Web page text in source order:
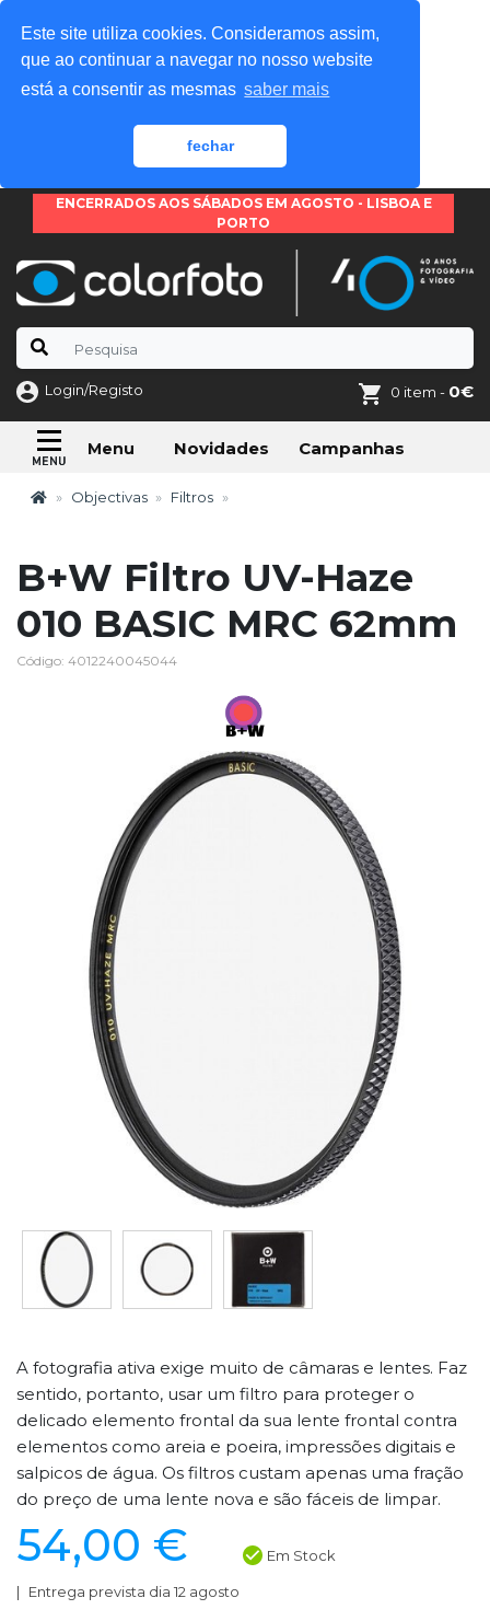
Este site utiliza cookies. Consideramos assim,
que ao continuar a navegar no nosso website
está a consentir as mesmas saber mais
fechar
ENCERRADOS AOS SÁBADOS EM AGOSTO - LISBOA E
PORTO
Login/Registo 0 item - 0€
Menu Novidades Campanhas
Objectivas Filtros
B+W Filtro UV-Haze
010 BASIC MRC 62mm
Código: 4012240045044
A fotografia ativa exige muito de câmaras e lentes. Faz
sentido, portanto, usar um filtro para proteger o
delicado elemento frontal da sua lente frontal contra
elementos como areia e poeira, impressões digitais e
salpicos de água. Os filtros custam apenas uma fração
do preço de uma lente nova e são fáceis de limpar.
54,00 € Em Stock
Entrega prevista dia 12 agosto